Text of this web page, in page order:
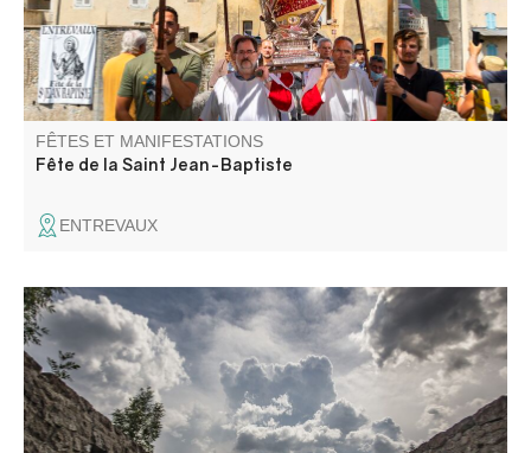
FÊTES ET MANIFESTATIONS
Fête de la Saint Jean-Baptiste
ENTREVAUX
Une visite dense sur l'histoire des fortifications qui vous
permettra de comprendre (et d’accéder !) à ce site
habituellement fermé au public.